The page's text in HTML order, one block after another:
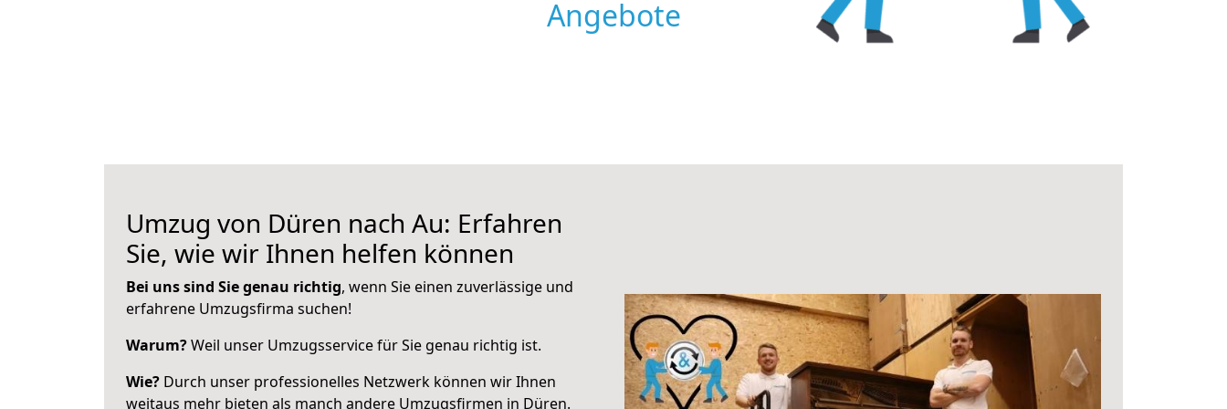
Angebote
Umzug von Düren nach Au: Erfahren
Sie, wie wir Ihnen helfen können
Bei uns sind Sie genau richtig, wenn Sie einen zuverlässige und
erfahrene Umzugsfirma suchen!
Warum?Weil unser Umzugsservice für Sie genau richtig ist.
Wie? Durch unser professionelles Netzwerk können wir Ihnen
weitaus mehr bieten als manch andere Umzugsfirmen in Düren.